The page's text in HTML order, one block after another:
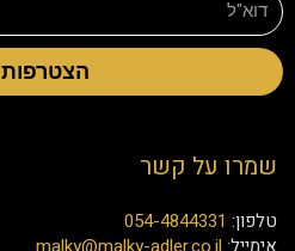
הצטרפות
שמרו על קשר
טלפון: 054-4844331